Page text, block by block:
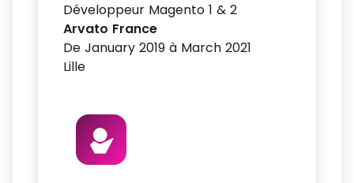
Développeur Magento 1 & 2
Arvato France
De January 2019 à March 2021
Lille